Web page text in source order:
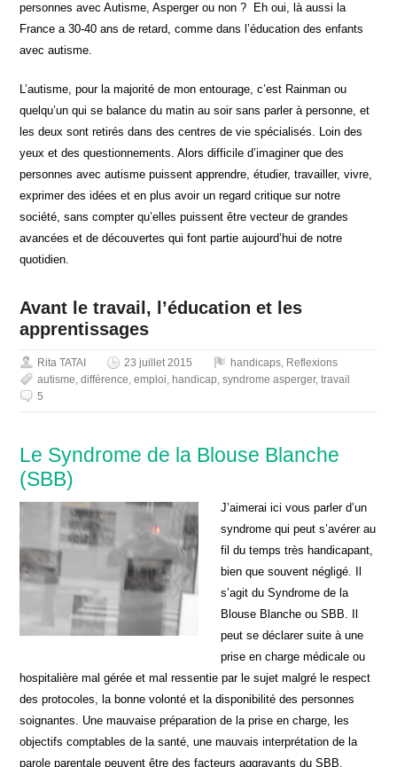
personnes avec Autisme, Asperger ou non ? Eh oui, là aussi la
France a 30-40 ans de retard, comme dans l’éducation des enfants
avec autisme.
L’autisme, pour la majorité de mon entourage, c’est Rainman ou
quelqu’un qui se balance du matin au soir sans parler à personne, et
les deux sont retirés dans des centres de vie spécialisés. Loin des
yeux et des questionnements. Alors difficile d’imaginer que des
personnes avec autisme puissent apprendre, étudier, travailler, vivre,
exprimer des idées et en plus avoir un regard critique sur notre
société, sans compter qu’elles puissent être vecteur de grandes
avancées et de découvertes qui font partie aujourd’hui de notre
quotidien.
Avant le travail, l’éducation et les
apprentissages
Rita TATAI 23 juillet 2015 handicaps, Reflexions
autisme,différence,emploi, handicap,syndrome asperger,travail
5
Le Syndrome de la Blouse Blanche
(SBB)
J’aimerai ici vous parler d’un
syndrome qui peut s’avérer au
fil du temps très handicapant,
bien que souvent négligé. Il
s’agit du Syndrome de la
Blouse Blanche ou SBB. Il
peut se déclarer suite à une
prise en charge médicale ou
hospitalière mal gérée et mal ressentie par le sujet malgré le respect
des protocoles, la bonne volonté et la disponibilité des personnes
soignantes. Une mauvaise préparation de la prise en charge, les
objectifs comptables de la santé, une mauvais interprétation de la
parole parentale peuvent être des facteurs aggravants du SBB.